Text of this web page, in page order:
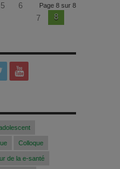
Page 8 sur 8
5
6
7
8
Colloque
de la e-santé